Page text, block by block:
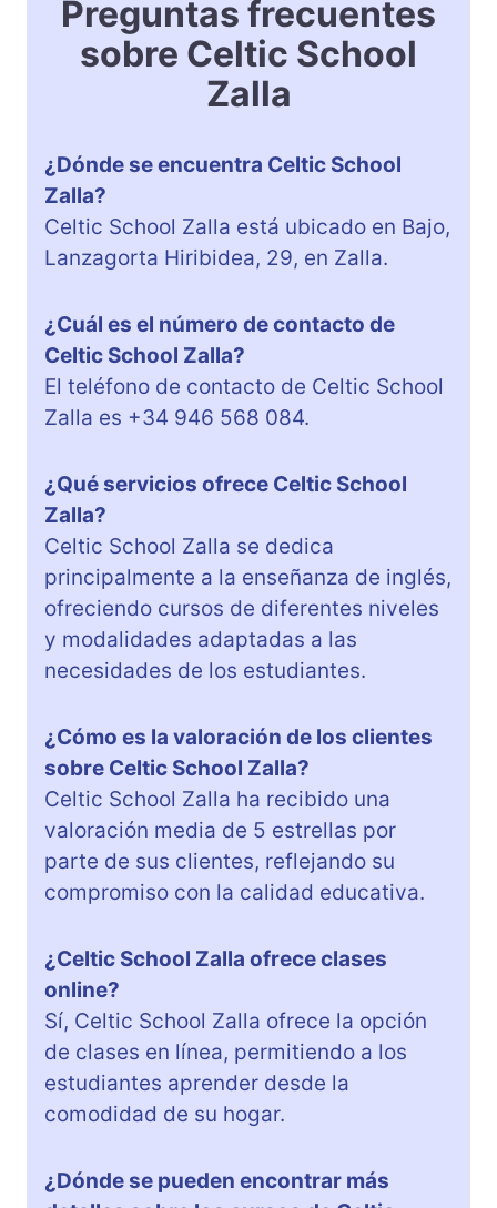
Preguntas frecuentes
sobre Celtic School
Zalla
¿Dónde se encuentra Celtic School
Zalla?
Celtic School Zalla está ubicado en Bajo,
Lanzagorta Hiribidea, 29, en Zalla.
¿Cuál es el número de contacto de
Celtic School Zalla?
El teléfono de contacto de Celtic School
Zalla es +34 946 568 084.
¿Qué servicios ofrece Celtic School
Zalla?
Celtic School Zalla se dedica
principalmente a la enseñanza de inglés,
ofreciendo cursos de diferentes niveles
y modalidades adaptadas a las
necesidades de los estudiantes.
¿Cómo es la valoración de los clientes
sobre Celtic School Zalla?
Celtic School Zalla ha recibido una
valoración media de 5 estrellas por
parte de sus clientes, reflejando su
compromiso con la calidad educativa.
¿Celtic School Zalla ofrece clases
online?
Sí, Celtic School Zalla ofrece la opción
de clases en línea, permitiendo a los
estudiantes aprender desde la
comodidad de su hogar.
¿Dónde se pueden encontrar más